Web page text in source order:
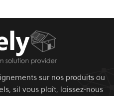
sur nos produits ou
sil vous plaît, laissez-nous